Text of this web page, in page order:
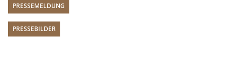
PRESSEMELDUNG
PRESSEBILDER